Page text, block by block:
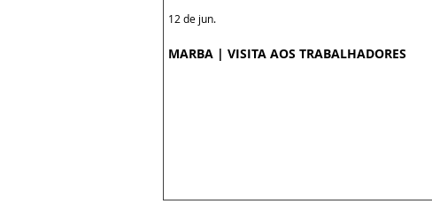
MARBA | VISITA AOS TRABALHADORES
12 de jun.